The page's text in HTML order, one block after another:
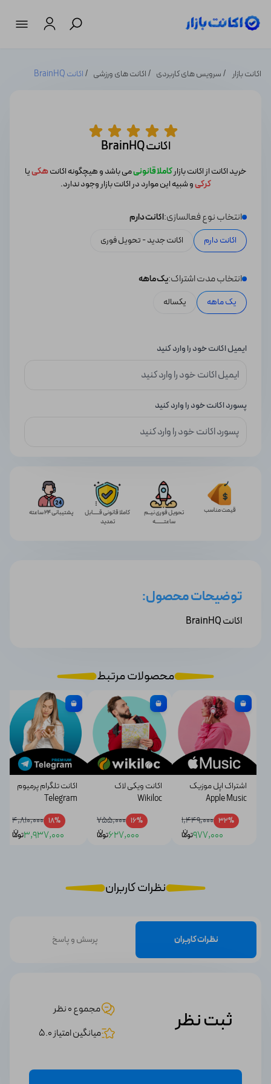
اکانت بازار سرویس های کاربردی اکانت های ورزشی اکانت BrainHQ
اکانت BrainHQ
خرید اکانت از اکانت بازارکاملا قانونیمی باشد و هیچگونه اکانتهکییا
کرکیو شبیه این موارد در اکانت بازار وجود ندارد.
انتخاب نوع فعالسازی:اکانت دارم
اکانت دارم
اکانت جدید - تحویل فوری
انتخاب مدت اشتراک:یک ماهه
یک ماهه
یکساله
ایمیل اکانت خود را وارد کنید
پسورد اکانت خود را وارد کنید
قیمت مناسب
تحویل فوری نیــم
ساعتـــــــه
کاملا قانونی قـــــابل
تمدید
پشتیبانی 24 ساعته
توضیحات محصول:
اکانت BrainHQ
محصولات مرتبط
اشتراک اپل موزیک
Apple Music
32%
1,449,000
977,000توما
ن
اکانت ویکی لاک
Wikiloc
16%
755,000
627,000توما
ن
اکانت تلگرام پرمیوم
Telegram
Premium
18%
4,810,000
3,937,000توما
ن
نظرات کاربران
نظرات کاربران پرسش و پاسخ
ثبت نظر
مجموع 0 نظر
میانگین امتیاز 5.0